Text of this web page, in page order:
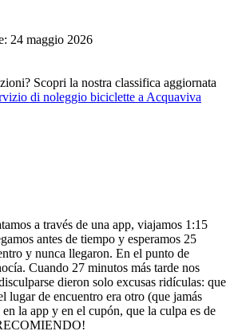
24 maggio 2026
Scopri la nostra classifica aggiornata
di noleggio biciclette a Acquaviva
a través de una app, viajamos 1:15
antes de tiempo y esperamos 25
y nunca llegaron. En el punto de
Cuando 27 minutos más tarde nos
dieron solo excusas ridículas: que
lugar de encuentro era otro (que jamás
la app y en el cupón, que la culpa es de